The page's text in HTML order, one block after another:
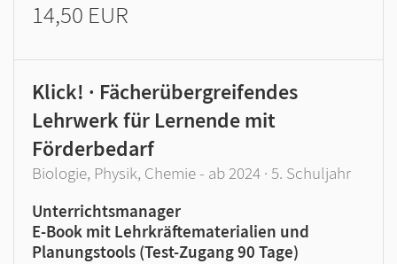
14,50 EUR
Klick! · Fächerübergreifendes
Lehrwerk für Lernende mit
Förderbedarf
Biologie, Physik, Chemie - ab 2024 · 5. Schuljahr
Unterrichtsmanager
E-Book mit Lehrkräftematerialien und
Planungstools (Test-Zugang 90 Tage)